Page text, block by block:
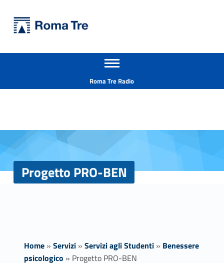
Progetto PRO-BEN - Università Roma Tre
Apri il menu secondario
Roma Tre Radio
Progetto PRO-BEN
Home» Servizi» Servizi agli Studenti» Benessere
psicologico » Progetto PRO-BEN